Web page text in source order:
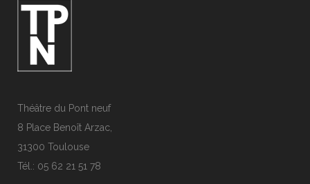
Théâtre du Pont neuf
8 Place Benoît Arzac,
31300 Toulouse
Tél.: 05 62 21 51 78